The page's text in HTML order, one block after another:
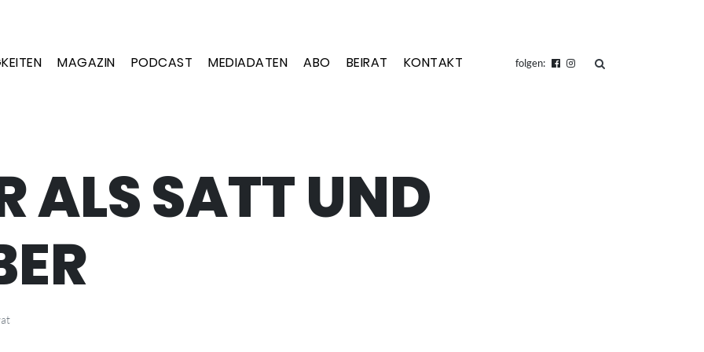
MAGAZIN PODCAST MEDIADATEN ABO BEIRAT KONTAKT folgen: suchen
ALS SATT UND